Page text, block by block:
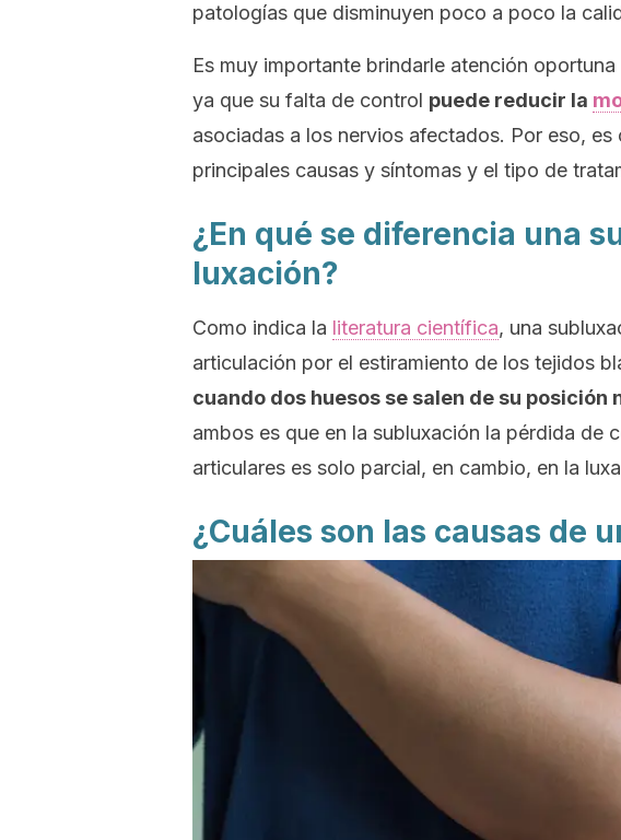
patologías que disminuyen poco a poco la
Es muy importante brindarle atención
ya que su falta de control puede reducir la
asociadas a los nervios afectados. Por eso, es
principales causas y síntomas y el tipo de
¿En qué se diferencia una
luxación?
Como indica la literatura científica, una
articulación por el estiramiento de los tejidos
cuando dos huesos se salen de su posición
ambos es que en la subluxación la pérdida de
articulares es solo parcial, en cambio, en la
¿Cuáles son las causas de